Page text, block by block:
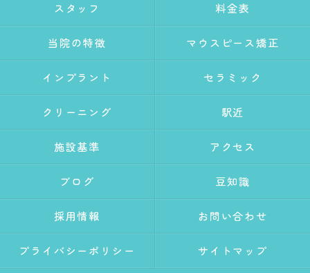
スタッフ 料金表
当院の特徴 マウスピース矯正
インプラント セラミック
クリーニング 駅近
施設基準 アクセス
ブログ 豆知識
採用情報 お問い合わせ
プライバシーポリシー サイトマップ